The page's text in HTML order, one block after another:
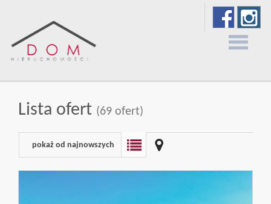
Strona
Lista ofert (69 ofert)
pokaż od najnowszych